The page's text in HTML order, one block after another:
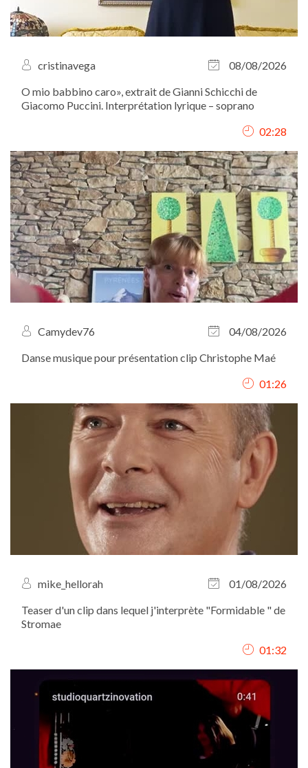
cristinavega
08/08/2026
O mio babbino caro», extrait de Gianni Schicchi de
Giacomo Puccini. Interprétation lyrique – soprano
02:28
Camydev76
04/08/2026
Danse musique pour présentation clip Christophe Maé
01:26
mike_hellorah
01/08/2026
Teaser d'un clip dans lequel j'interprète "Formidable " de
Stromae
01:32